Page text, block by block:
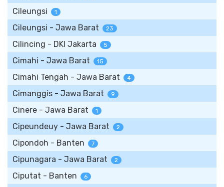
Cileungsi 1
Cileungsi - Jawa Barat 23
Cilincing - DKI Jakarta 5
Cimahi - Jawa Barat 15
Cimahi Tengah - Jawa Barat 4
Cimanggis - Jawa Barat 9
Cinere - Jawa Barat 1
Cipeundeuy - Jawa Barat 2
Cipondoh - Banten 7
Cipunagara - Jawa Barat 2
Ciputat - Banten 6